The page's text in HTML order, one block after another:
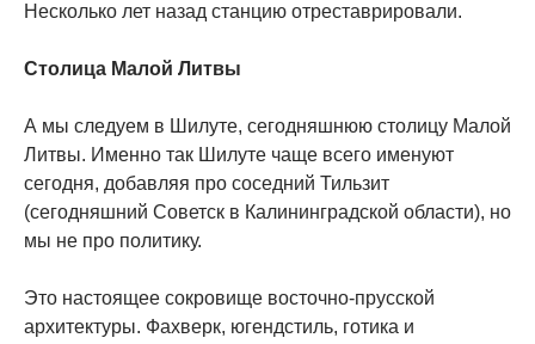
Несколько лет назад станцию отреставрировали.
Столица Малой Литвы
А мы следуем в Шилуте, сегодняшнюю столицу Малой
Литвы. Именно так Шилуте чаще всего именуют
сегодня, добавляя про соседний Тильзит
(сегодняшний Советск в Калининградской области), но
мы не про политику.
Это настоящее сокровище восточно-прусской
архитектуры. Фахверк, югендстиль, готика и